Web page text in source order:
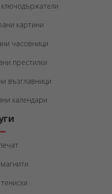
картини
часовници
престилки
възглавници
календари